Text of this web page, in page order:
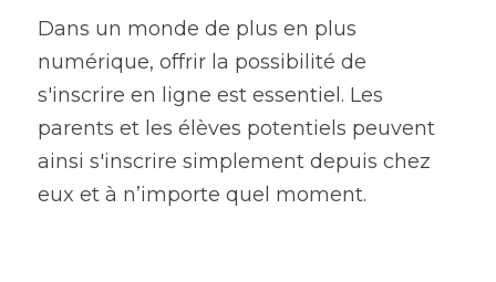
Dans un monde de plus en plus
numérique, offrir la possibilité de
s'inscrire en ligne est essentiel. Les
parents et les élèves potentiels peuvent
ainsi s'inscrire simplement depuis chez
eux et à n’importe quel moment.